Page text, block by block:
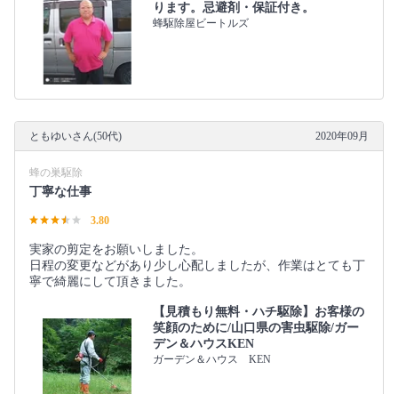
ります。忌避剤・保証付き。
蜂駆除屋ビートルズ
ともゆいさん(50代) 2020年09月
蜂の巣駆除
丁寧な仕事
3.80
実家の剪定をお願いしました。
日程の変更などがあり少し心配しましたが、作業はとても丁
寧で綺麗にして頂きました。
【見積もり無料・ハチ駆除】お客様の
笑顔のために/山口県の害虫駆除/ガー
デン＆ハウスKEN
ガーデン＆ハウス KEN